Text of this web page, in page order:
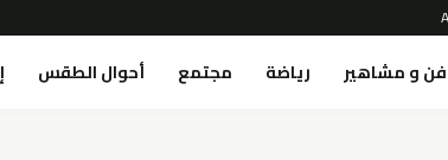
فن و مشاهير رياضة مجتمع أحوال الطقس